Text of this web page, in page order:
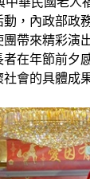
動，內政部政
帶來精彩演
在年節前夕
會的具體成